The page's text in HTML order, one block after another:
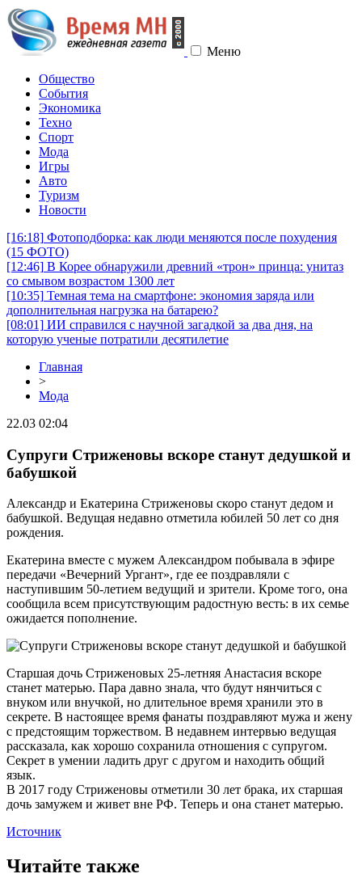
Меню
Общество
События
Экономика
Техно
Спорт
Мода
Игры
Авто
Туризм
Новости
[16:18] Фотоподборка: как люди меняются после похудения
(15 ФОТО)
[12:46] В Корее обнаружили древний «трон» принца: унитаз
со смывом возрастом 1300 лет
[10:35] Темная тема на смартфоне: экономия заряда или
дополнительная нагрузка на батарею?
[08:01] ИИ справился с научной загадкой за два дня, на
которую ученые потратили десятилетие
Главная
>
Мода
22.03 02:04
Супруги Стриженовы вскоре станут дедушкой и
бабушкой
Александр и Екатерина Стриженовы скоро станут дедом и
бабушкой. Ведущая недавно отметила юбилей 50 лет со дня
рождения.
Екатерина вместе с мужем Александром побывала в эфире
передачи «Вечерний Ургант», где ее поздравляли с
наступившим 50-летием ведущий и зрители. Кроме того, она
сообщила всем присутствующим радостную весть: в их семье
ожидается пополнение.
Старшая дочь Стриженовых 25-летняя Анастасия вскоре
станет матерью. Пара давно знала, что будут нянчиться с
внуком или внучкой, но длительное время хранили это в
секрете. В настоящее время фанаты поздравляют мужа и жену
с предстоящим торжеством. В недавнем интервью ведущая
рассказала, как хорошо сохранила отношения с супругом.
Секрет в умении ладить друг с другом и находить общий
язык.
В 2017 году Стриженовы отметили 30 лет брака, их старшая
дочь замужем и живет вне РФ. Теперь и она станет матерью.
Источник
Читайте также